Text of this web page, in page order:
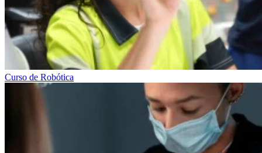
Curso de Robótica